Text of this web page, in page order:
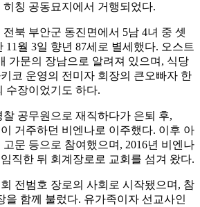
히칭 공동묘지에서 거행되었다.
북 부안군 동진면에서 5남 4녀 중 셋
11월 3일 향년 87세로 별세했다. 오스트
가문의 장남으로 알려져 있으며, 식당
코 운영의 전미자 회장의 큰오빠자 한
수장이었기도 하다.
공무원으로 재직하다가 은퇴 후,
거주하던 비엔나로 이주했다. 이후 아
문 등으로 참여했으며, 2016년 비엔나
직한 뒤 회계장로로 교회를 섬겨 왔다.
전범호 장로의 사회로 시작됐으며, 참
을 함께 불렀다. 유가족이자 선교사인